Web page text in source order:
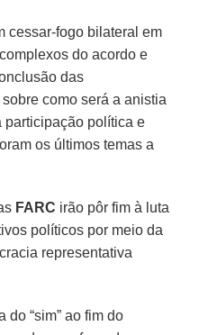
cessar-fogo bilateral em
do acordo e
das
como será a anistia
participação política e
os últimos temas a
FARC irão pôr fim à luta
políticos por meio da
representativa
do “sim” ao fim do